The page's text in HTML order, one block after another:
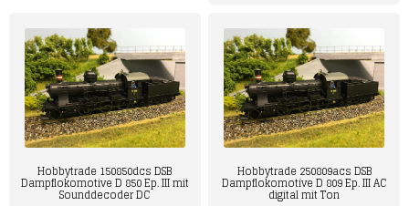
Hobbytrade 150850dcs DSB
Dampflokomotive D 850 Ep. III mit
Sounddecoder DC
Hobbytrade 250809acs DSB
Dampflokomotive D 809 Ep. III AC
digital mit Ton